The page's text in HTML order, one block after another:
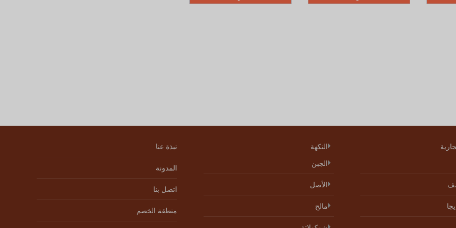
نبذة عنا
المدونة
اتصل بنا
منطقة الخصم
النكهة
الجبن
الأصل
مالح